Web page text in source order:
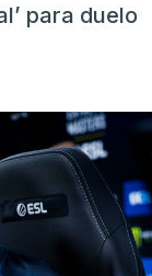
para duelo